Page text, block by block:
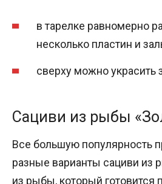
в тарелке равномерно
несколько пластин и
сверху можно украсить
Сациви из рыбы
Все большую популярность
разные варианты сациви из
из рыбы, который готовится